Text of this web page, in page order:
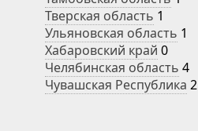
Тверская область 1
Ульяновская область 1
Хабаровский край 0
Челябинская область 4
Чувашская Республика 2